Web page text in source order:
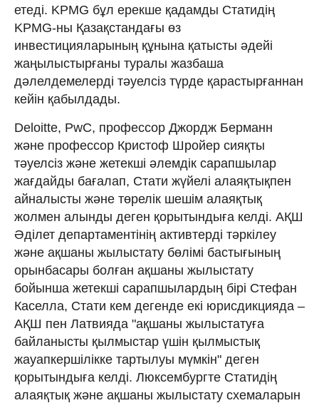
етеді. KPMG бұл ерекше қадамды Статидің
KPMG-ны Қазақстандағы өз
инвестицияларының құнына қатысты әдейі
жаңылыстырғаны туралы жазбаша
дәлелдемелерді тәуелсіз түрде қарастырғаннан
кейін қабылдады.
Deloitte, PwC, профессор Джордж Берманн
және профессор Кристоф Шройер сияқты
тәуелсіз және жетекші әлемдік сарапшылар
жағдайды бағалап, Стати жүйелі алаяқтықпен
айналысты және төрелік шешім алаяқтық
жолмен алынды деген қорытындыға келді. АҚШ
Әділет департаментінің активтерді тәркілеу
және ақшаны жылыстату бөлімі бастығының
орынбасары болған ақшаны жылыстату
бойынша жетекші сарапшылардың бірі Стефан
Каселла, Стати кем дегенде екі юрисдикцияда –
АҚШ пен Латвияда "ақшаны жылыстатуға
байланысты қылмыстар үшін қылмыстық
жауапкершілікке тартылуы мүмкін" деген
қорытындыға келді. Люксембургте Статидің
алаяқтық және ақшаны жылыстату схемаларын